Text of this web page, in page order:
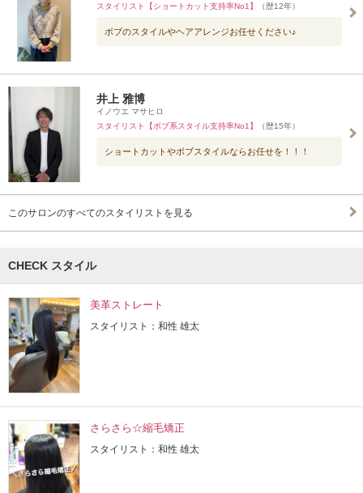
スタイリスト【ショートカット支持率No1】
（歴12年）
ボブのスタイルやヘアアレンジお任せください♪
井上 雅博
イノウエ マサヒロ
スタイリスト【ボブ系スタイル支持率No1】
（歴15年）
ショートカットやボブスタイルならお任せを！！！
このサロンのすべてのスタイリストを見る
CHECK スタイル
美革ストレート
スタイリスト：和性 雄太
さらさら☆縮毛矯正
スタイリスト：和性 雄太